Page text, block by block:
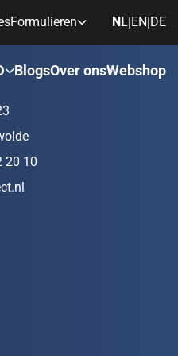
Formulieren NL|EN|DE
BlogsOver onsWebshop
20 10